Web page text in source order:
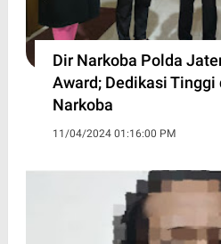
Dir Narkoba Polda
Award; Dedikasi
Narkoba
11/04/2024 01:16:00 PM